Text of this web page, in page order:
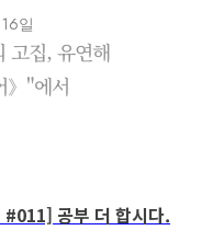
일
고집, 유연해
》"에서
#011] 공부 더 합시다.